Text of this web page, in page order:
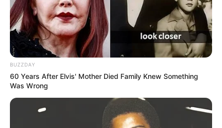
BUZZDAY
60 Years After Elvis' Mother Died Family Knew Something
Was Wrong